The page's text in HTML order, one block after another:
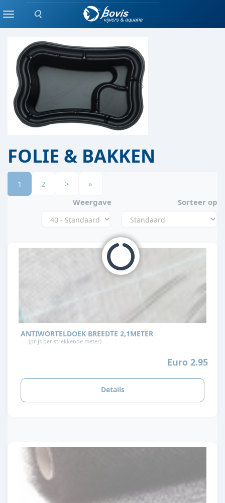
Zoeken
MenuVIJVER AFDELING
FOLIE & BAKKEN
1 2 >
»
Weergave
Sorteer op
ANTIWORTELDOEK BREEDTE 2,1METER
(prijs per strekkende meter)
Euro 2.95
Details